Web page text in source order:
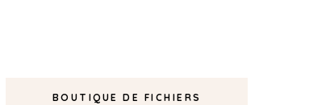
BOUTIQUE DE FICHIERS